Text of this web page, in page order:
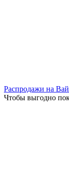
Распродажи на
Чтобы выгодно